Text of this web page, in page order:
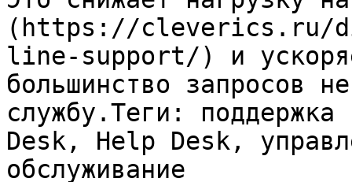
(https://cleverics.ru/
line-support/) и
большинство запросов
службу.Теги:
Desk, Help Desk,
обслуживание